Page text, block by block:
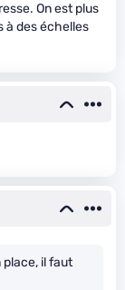
On est plus
à des échelles
place, il faut